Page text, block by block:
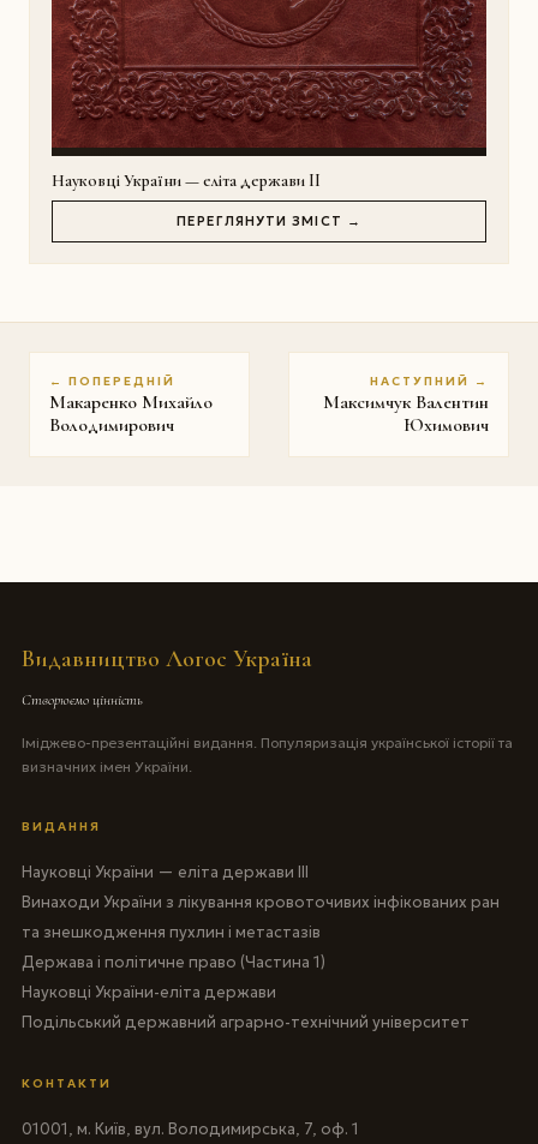
Науковці України — еліта держави II
ПЕРЕГЛЯНУТИ ЗМІСТ →
← ПОПЕРЕДНІЙ
Макаренко Михайло
Володимирович
НАСТУПНИЙ →
Максимчук Валентин
Юхимович
Видавництво Логос Україна
Створюємо цінність
Іміджево-презентаційні видання. Популяризація української історії та
визначних імен України.
ВИДАННЯ
Науковці України — еліта держави III
Винаходи України з лікування кровоточивих інфікованих ран
та знешкодження пухлин і метастазів
Держава і політичне право (Частина 1)
Науковці України-еліта держави
Подільський державний аграрно-технічний університет
КОНТАКТИ
01001, м. Київ, вул. Володимирська, 7, оф. 1